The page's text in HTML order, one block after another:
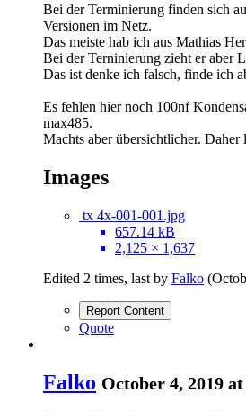
Bei der Terminierung finden sich
Versionen im Netz.
Das meiste hab ich aus Mathias
Bei der Terninierung zieht er aber
Das ist denke ich falsch, finde ich
Es fehlen hier noch 100nf
max485.
Machts aber übersichtlicher. Daher
Images
tx 4x-001-001.jpg
657.14 kB
2,125 × 1,637
Edited 2 times, last by Falko (
Report Content
Quote
Falko October 4, 2019